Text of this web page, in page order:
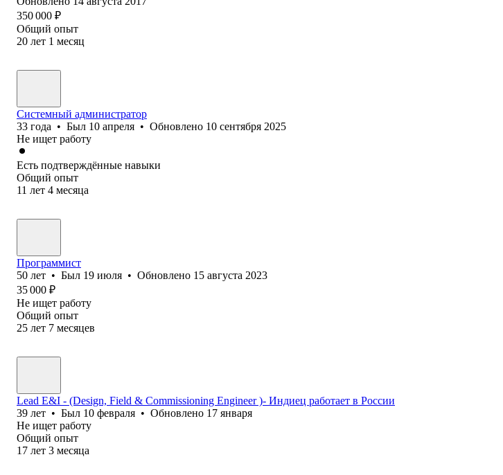
350 000 ₽
Общий опыт
20 лет 1 месяц
Системный администратор
33 года • Был 10 апреля • Обновлено 10 сентября 2025
Не ищет работу
Есть подтверждённые навыки
Общий опыт
11 лет 4 месяца
Программист
50 лет • Был 19 июля • Обновлено 15 августа 2023
35 000 ₽
Не ищет работу
Общий опыт
25 лет 7 месяцев
Lead E&I - (Design, Field & Commissioning Engineer )- Индиец работает в России
39 лет • Был 10 февраля • Обновлено 17 января
Не ищет работу
Общий опыт
17 лет 3 месяца